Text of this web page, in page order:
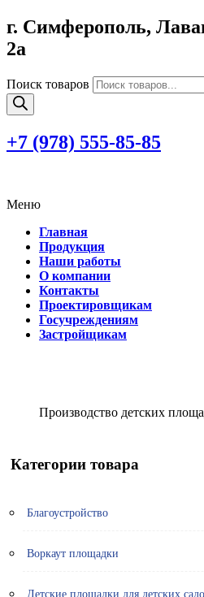
г. Симферополь,
2а
Поиск товаров
+7 (978) 555-85-85
Меню
Главная
Продукция
Наши работы
О компании
Контакты
Проектировщикам
Госучреждениям
Застройщикам
Производство детских
Категории товара
Благоустройство
Воркаут площадки
Детские площадки для детских